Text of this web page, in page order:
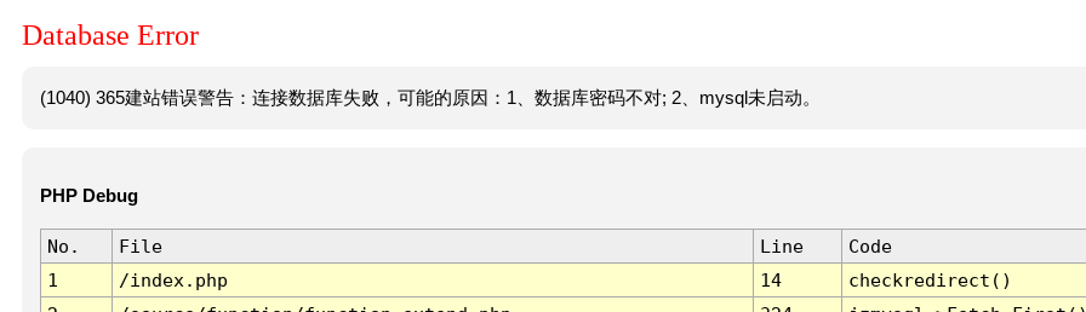
Database Error
(1040) 365建站错误警告：连接数据库失败，可能的原因：1、数据库密码不对; 2、mysql未启动。
PHP Debug
No. File Line
Code
1
/index.php 14
checkredirect()